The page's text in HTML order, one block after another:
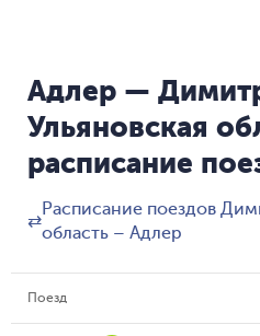
Адлер —
Ульяновская
расписание
⇄
Расписание поездов
область – Адлер
Поезд